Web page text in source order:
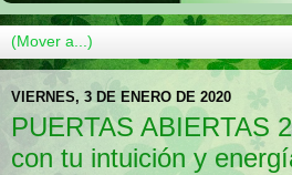
VIERNES, 3 DE ENERO DE 2020
PUERTAS ABIERTAS
con tu intuición y